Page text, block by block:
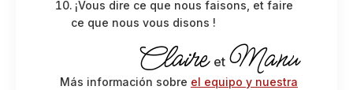
¡Vous dire ce que nous faisons, et faire
ce que nous vous disons !
Claire et Manu
Más información sobre el equipo y nuestra